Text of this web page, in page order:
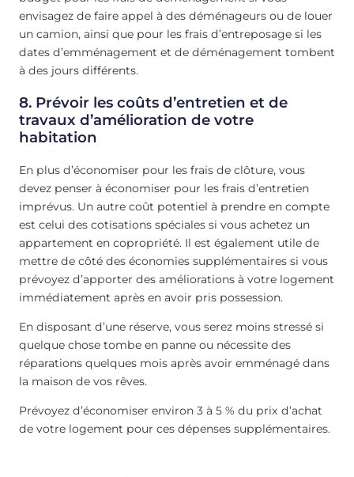
envisagez de faire appel à des déménageurs ou de louer
un camion, ainsi que pour les frais d’entreposage si les
dates d’emménagement et de déménagement tombent
à des jours différents.
8. Prévoir les coûts d’entretien et de
travaux d’amélioration de votre
habitation
En plus d’économiser pour les frais de clôture, vous
devez penser à économiser pour les frais d’entretien
imprévus. Un autre coût potentiel à prendre en compte
est celui des cotisations spéciales si vous achetez un
appartement en copropriété. Il est également utile de
mettre de côté des économies supplémentaires si vous
prévoyez d’apporter des améliorations à votre logement
immédiatement après en avoir pris possession.
En disposant d’une réserve, vous serez moins stressé si
quelque chose tombe en panne ou nécessite des
réparations quelques mois après avoir emménagé dans
la maison de vos rêves.
Prévoyez d’économiser environ 3 à 5 % du prix d’achat
de votre logement pour ces dépenses supplémentaires.